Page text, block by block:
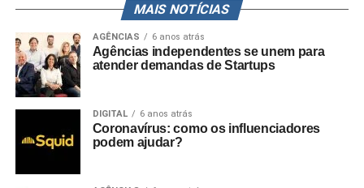
MAIS NOTÍCIAS
AGÊNCIAS 6 anos atrás
Agências independentes se unem para
atender demandas de Startups
DIGITAL 6 anos atrás
Coronavírus: como os influenciadores
podem ajudar?